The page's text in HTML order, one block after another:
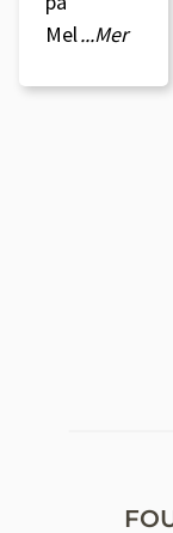
Mel...Mer